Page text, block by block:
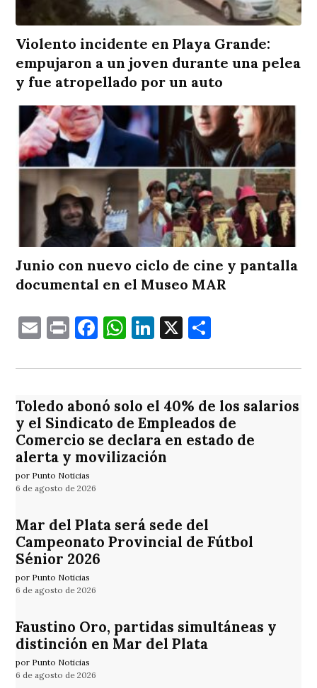
Violento incidente en Playa Grande:
empujaron a un joven durante una pelea
y fue atropellado por un auto
Junio con nuevo ciclo de cine y pantalla
documental en el Museo MAR
EmailPrintFacebook
WhatsApp
LinkedIn
X
Toledo abonó solo el 40% de los salarios
y el Sindicato de Empleados de
Comercio se declara en estado de
alerta y movilización
por Punto Noticias
6 de agosto de 2026
Mar del Plata será sede del
Campeonato Provincial de Fútbol
Sénior 2026
por Punto Noticias
6 de agosto de 2026
Faustino Oro, partidas simultáneas y
distinción en Mar del Plata
por Punto Noticias
6 de agosto de 2026